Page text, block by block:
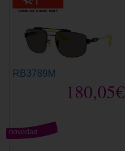
RB3789M
180,05€
novedad